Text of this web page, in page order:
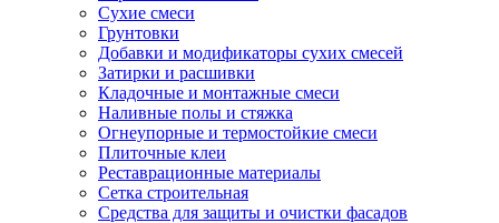
Сухие смеси
Грунтовки
Добавки и модификаторы сухих смесей
Затирки и расшивки
Кладочные и монтажные смеси
Наливные полы и стяжка
Огнеупорные и термостойкие смеси
Плиточные клеи
Реставрационные материалы
Сетка строительная
Средства для защиты и очистки фасадов